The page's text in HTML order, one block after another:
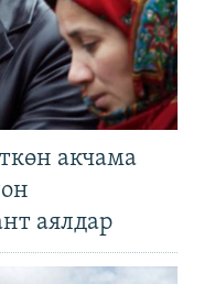
акчама
аялдар